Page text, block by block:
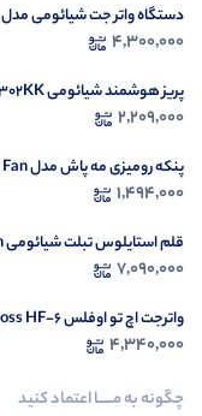
دستگاه واتر جت شیائومی مدل Water Flosser 2 MEO705
4,300,000
پریز هوشمند شیائومی Smart Plug 2 ZNCZ302KK
2,209,000
پنکه رومیزی مه پاش مدل Air Cooler Fan
1,494,000
قلم استایلوس تبلت شیائومی Redmi Smart Pen
7,090,000
واترجت اچ تو اوفلس H2ofloss HF-6
4,340,000
چگونه به مــــــا اعتماد کنید